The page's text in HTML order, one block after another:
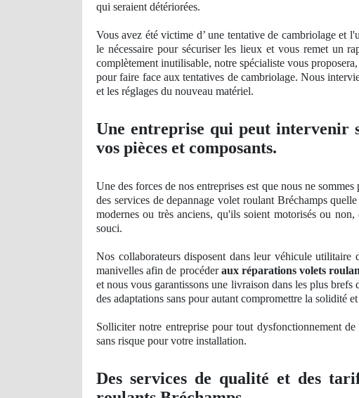
qui seraient détériorées.
Vous avez été victime d’ une tentative de cambriolage et
le nécessaire pour sécuriser les lieux et vous remet un
complètement inutilisable, notre spécialiste vous
pour faire face aux tentatives de cambriolage. Nous
et les réglages du nouveau matériel.
Une entreprise qui peut intervenir
vos pièces et composants.
Une des forces de nos entreprises est que nous ne
des services de depannage volet roulant Bréchamps
modernes ou très anciens, qu'ils soient motorisés ou
souci.
Nos collaborateurs disposent dans leur véhicule utilitaire
manivelles afin de procéderaux réparations volets
et nous vous garantissons une livraison dans les plus
des adaptations sans pour autant compromettre la solidité
Solliciter notre entreprise pour tout dysfonctionnement
sans risque pour votre installation.
Des services de qualité et des